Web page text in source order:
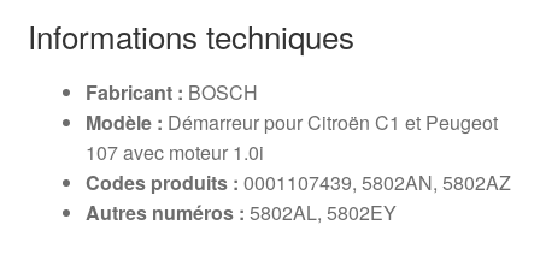
Informations techniques
Fabricant : BOSCH
Modèle : Démarreur pour Citroën C1 et Peugeot
107 avec moteur 1.0i
Codes produits : 0001107439, 5802AN, 5802AZ
Autres numéros : 5802AL, 5802EY